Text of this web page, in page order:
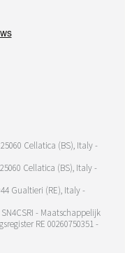
Cellatica (BS), Italy -
Cellatica (BS), Italy -
Gualtieri (RE), Italy -
- Maatschappelijk
RE 00260750351 -